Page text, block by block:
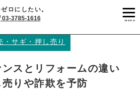
ロにしたい。
03-3785-1616 menu
・サギ・押し売り
スとリフォームの違い
りや詐欺を予防